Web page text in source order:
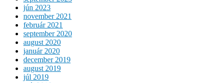
jún 2023
november 2021
február 2021
september 2020
august 2020
január 2020
december 2019
august 2019
júl 2019